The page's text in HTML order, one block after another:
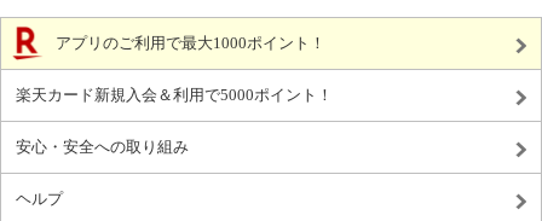
アプリのご利用で最大1000ポイント！
楽天カード新規入会＆利用で5000ポイント！
安心・安全への取り組み
ヘルプ